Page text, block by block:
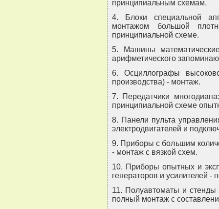
принципиальным схемам.
4. Блоки специальной
монтажом большой
принципиальной схеме.
5. Машины
арифметического
6. Осциллографы
производства) - монтаж.
7. Передатчики
принципиальной схеме
8. Панели пульта
электродвигателей и
9. Приборы с большим
- монтаж с вязкой схем.
10. Приборы опытных и
генераторов и усилителей -
11. Полуавтоматы и стенды
полный монтаж с